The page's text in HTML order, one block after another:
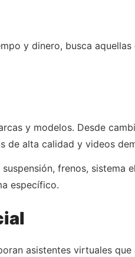
y dinero, busca aquellas
y modelos. Desde
de alta calidad y videos
frenos, sistema
específico.
asistentes virtuales que